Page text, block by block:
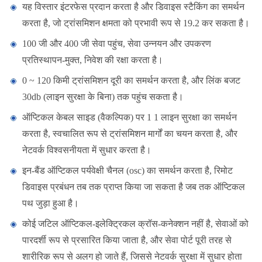
यह विस्तार इंटरफेस प्रदान करता है और डिवाइस स्टैकिंग का समर्थन
करता है, जो ट्रांसमिशन क्षमता को प्रभावी रूप से 19.2 कर सकता है।
100 जी और 400 जी सेवा पहुंच, सेवा उन्नयन और उपकरण
प्रतिस्थापन-मुक्त, निवेश की रक्षा करता है।
0 ~ 120 किमी ट्रांसमिशन दूरी का समर्थन करता है, और लिंक बजट
30db (लाइन सुरक्षा के बिना) तक पहुंच सकता है।
ऑप्टिकल केबल साइड (वैकल्पिक) पर 1 1 लाइन सुरक्षा का समर्थन
करता है, स्वचालित रूप से ट्रांसमिशन मार्गों का चयन करता है, और
नेटवर्क विश्वसनीयता में सुधार करता है।
इन-बैंड ऑप्टिकल पर्यवेक्षी चैनल (osc) का समर्थन करता है, रिमोट
डिवाइस प्रबंधन तब तक प्राप्त किया जा सकता है जब तक ऑप्टिकल
पथ जुड़ा हुआ है।
कोई जटिल ऑप्टिकल-इलेक्ट्रिकल क्रॉस-कनेक्शन नहीं है, सेवाओं को
पारदर्शी रूप से प्रसारित किया जाता है, और सेवा पोर्ट पूरी तरह से
शारीरिक रूप से अलग हो जाते हैं, जिससे नेटवर्क सुरक्षा में सुधार होता